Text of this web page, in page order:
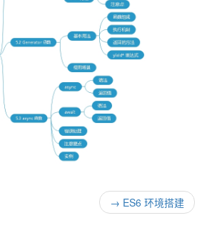
→ ES6 环境搭建